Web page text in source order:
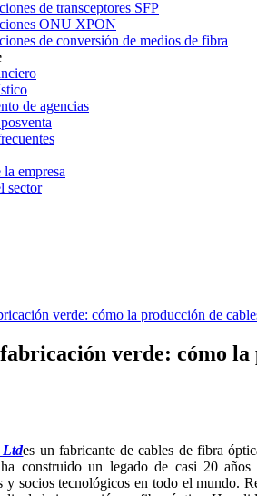
de transceptores SFP
ONU XPON
de conversión de medios de fibra
de agencias
empresa
sector
verde: cómo la producción de
verde: cómo
Ltdes un fabricante de cables de fibra
construido un legado de casi 20
y socios tecnológicos en todo el mundo.